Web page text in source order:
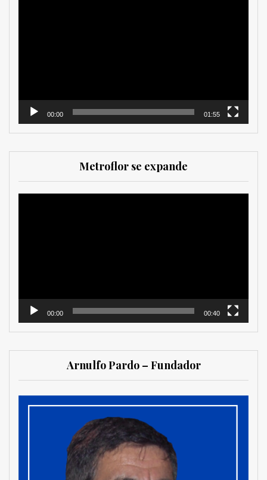
00:00 01:55
Metroflor se expande
00:00 00:40
Arnulfo Pardo – Fundador